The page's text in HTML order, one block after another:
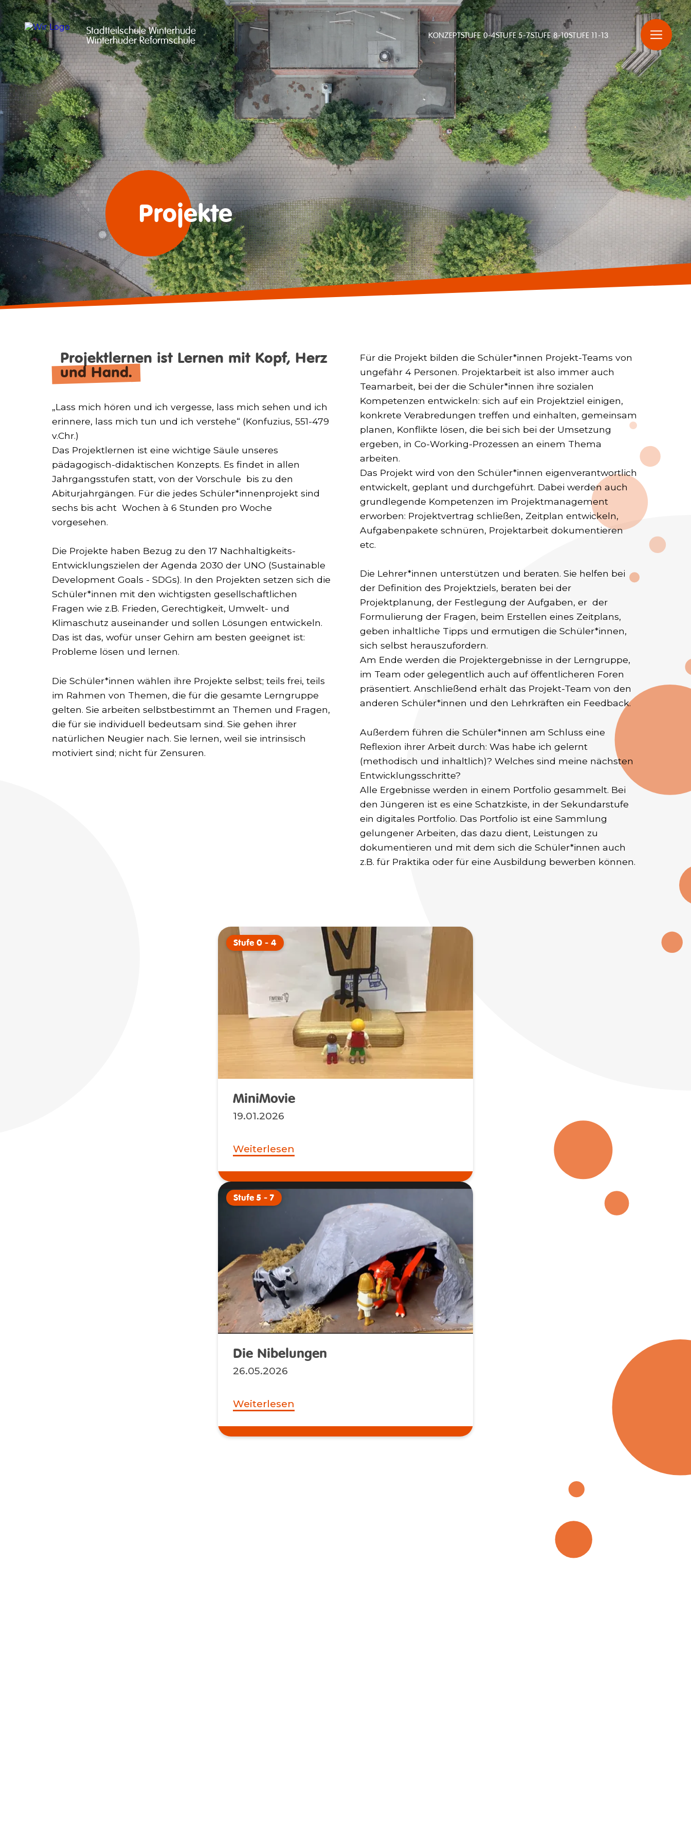
Stadtteilschule Winterhude
Winterhuder Reformschule
KONZEPTSTUFE 0-4STUFE 5-7STUFE 8-10STUFE 11-13
Projekte
Projektlernen ist Lernen mit Kopf, Herz
und Hand.
„Lass mich hören und ich vergesse, lass mich sehen und ich
erinnere, lass mich tun und ich verstehe“ (Konfuzius, 551-479
v.Chr.)
Das Projektlernen ist eine wichtige Säule unseres
pädagogisch-didaktischen Konzepts. Es findet in allen
Jahrgangsstufen statt, von der Vorschule bis zu den
Abiturjahrgängen. Für die jedes Schüler*innenprojekt sind
sechs bis acht Wochen à 6 Stunden pro Woche
vorgesehen.
Die Projekte haben Bezug zu den 17 Nachhaltigkeits-
Entwicklungszielen der Agenda 2030 der UNO (Sustainable
Development Goals - SDGs). In den Projekten setzen sich die
Schüler*innen mit den wichtigsten gesellschaftlichen
Fragen wie z.B. Frieden, Gerechtigkeit, Umwelt- und
Klimaschutz auseinander und sollen Lösungen entwickeln.
Das ist das, wofür unser Gehirn am besten geeignet ist:
Probleme lösen und lernen.
Die Schüler*innen wählen ihre Projekte selbst; teils frei, teils
im Rahmen von Themen, die für die gesamte Lerngruppe
gelten. Sie arbeiten selbstbestimmt an Themen und Fragen,
die für sie individuell bedeutsam sind. Sie gehen ihrer
natürlichen Neugier nach. Sie lernen, weil sie intrinsisch
motiviert sind; nicht für Zensuren.
Für die Projekt bilden die Schüler*innen Projekt-Teams von
ungefähr 4 Personen. Projektarbeit ist also immer auch
Teamarbeit, bei der die Schüler*innen ihre sozialen
Kompetenzen entwickeln: sich auf ein Projektziel einigen,
konkrete Verabredungen treffen und einhalten, gemeinsam
planen, Konflikte lösen, die bei sich bei der Umsetzung
ergeben, in Co-Working-Prozessen an einem Thema
arbeiten.
Das Projekt wird von den Schüler*innen eigenverantwortlich
entwickelt, geplant und durchgeführt. Dabei werden auch
grundlegende Kompetenzen im Projektmanagement
erworben: Projektvertrag schließen, Zeitplan entwickeln,
Aufgabenpakete schnüren, Projektarbeit dokumentieren
etc.
Die Lehrer*innen unterstützen und beraten. Sie helfen bei
der Definition des Projektziels, beraten bei der
Projektplanung, der Festlegung der Aufgaben, er der
Formulierung der Fragen, beim Erstellen eines Zeitplans,
geben inhaltliche Tipps und ermutigen die Schüler*innen,
sich selbst herauszufordern.
Am Ende werden die Projektergebnisse in der Lerngruppe,
im Team oder gelegentlich auch auf öffentlicheren Foren
präsentiert. Anschließend erhält das Projekt-Team von den
anderen Schüler*innen und den Lehrkräften ein Feedback.
Außerdem führen die Schüler*innen am Schluss eine
Reflexion ihrer Arbeit durch: Was habe ich gelernt
(methodisch und inhaltlich)? Welches sind meine nächsten
Entwicklungsschritte?
Alle Ergebnisse werden in einem Portfolio gesammelt. Bei
den Jüngeren ist es eine Schatzkiste, in der Sekundarstufe
ein digitales Portfolio. Das Portfolio ist eine Sammlung
gelungener Arbeiten, das dazu dient, Leistungen zu
dokumentieren und mit dem sich die Schüler*innen auch
z.B. für Praktika oder für eine Ausbildung bewerben können.
Stufe 0 - 4
MiniMovie
19.01.2026
Weiterlesen
Stufe 5 - 7
Die Nibelungen
26.05.2026
Weiterlesen